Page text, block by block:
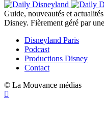
Guide, nouveautés et
Disney. Fièrement géré par
Disneyland Paris
Podcast
Productions Disney
Contact
© La Mouvance médias